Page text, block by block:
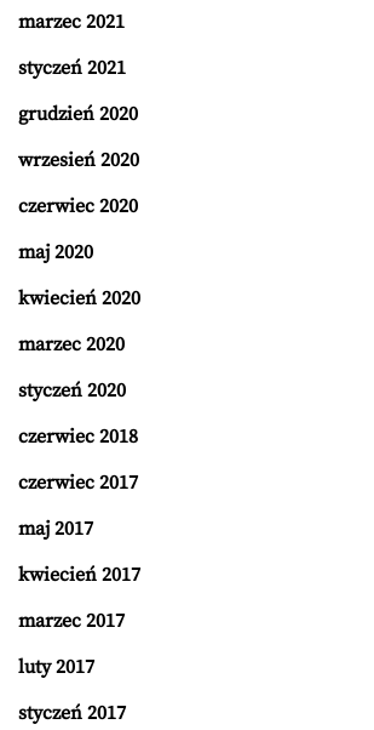
marzec 2021
styczeń 2021
grudzień 2020
wrzesień 2020
czerwiec 2020
maj 2020
kwiecień 2020
marzec 2020
styczeń 2020
czerwiec 2018
czerwiec 2017
maj 2017
kwiecień 2017
marzec 2017
luty 2017
styczeń 2017